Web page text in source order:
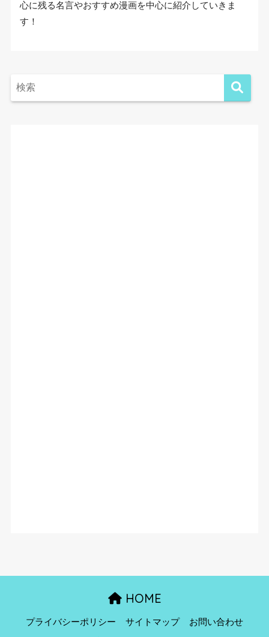
心に残る名言やおすすめ漫画を中心に紹介していきま
す！
HOME
プライバシーポリシー サイトマップ お問い合わせ